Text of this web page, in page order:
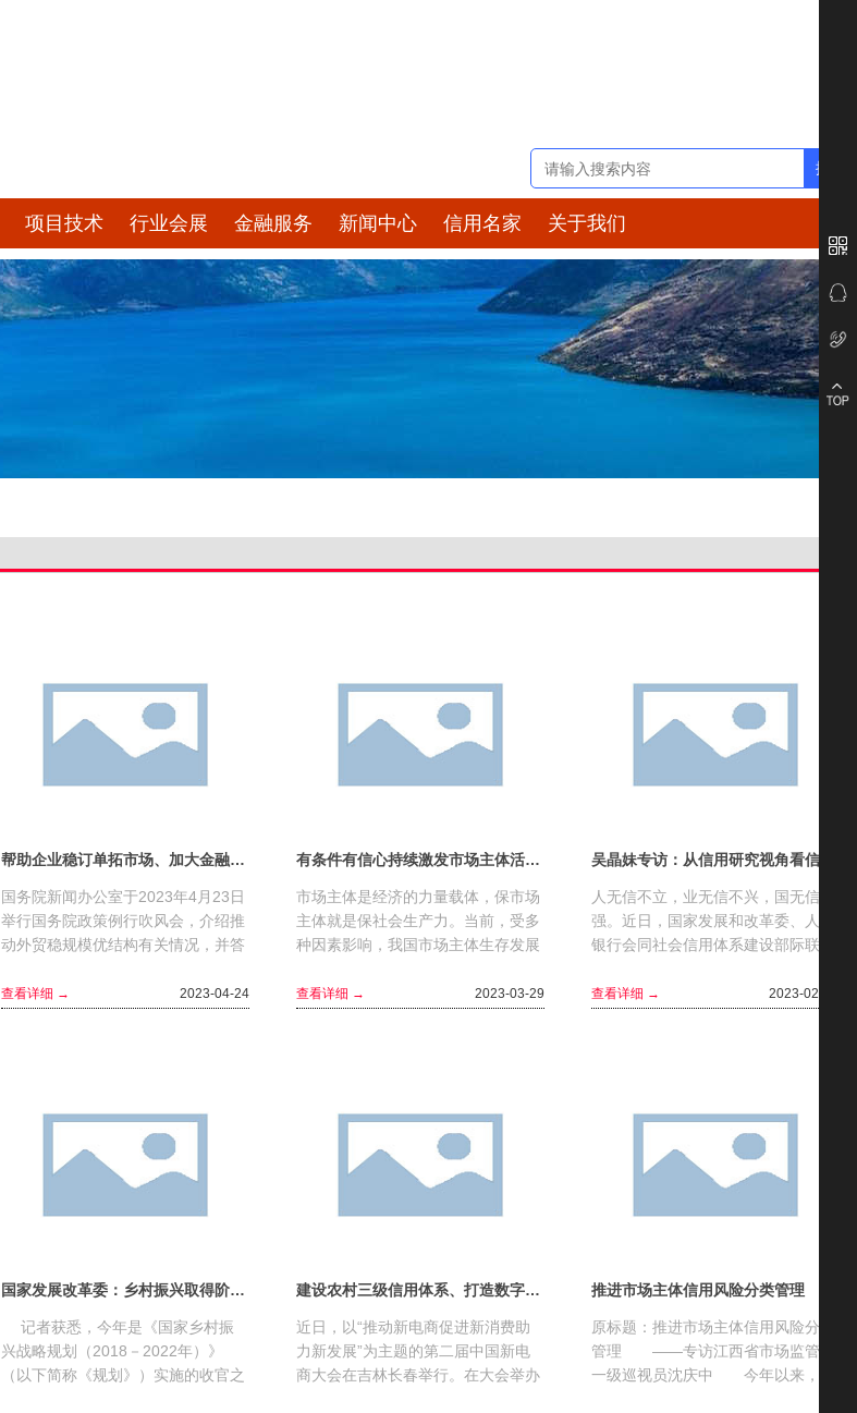
项目技术 行业会展 金融服务 新闻中心 信用名家 关于我们
帮助企业稳订单拓市场、加大金融支持力度……推动外贸稳规模优结构，权威回应！
国务院新闻办公室于2023年4月23日
举行国务院政策例行吹风会，介绍推
动外贸稳规模优结构有关情况，并答
贸稳规模优结构政策措施包...
查看详细 → 2023-04-24
有条件有信心持续激发市场主体活力——《人民日报》访国家市场监督管理总局党组成员、副局长蒲淳
市场主体是经济的力量载体，保市场
主体就是保社会生产力。当前，受多
种因素影响，我国市场主体生存发展
场主体，为他们营...
查看详细 → 2023-03-29
人无信不立，业无信不兴，国无信不
强。近日，国家发展和改革委、人民
银行会同社会信用体系建设部际联席
位）研究起草了《中华人...
查看详细 → 2023-02-01
国家发展改革委：乡村振兴取得阶段性重大成就
记者获悉，今年是《国家乡村振
兴战略规划（2018－2022年）》
（以下简称《规划》）实施的收官之
建设农村三级信用体系、打造数字乡村振兴新模式
近日，以“推动新电商促进新消费助
力新发展”为主题的第二届中国新电
商大会在吉林长春举行。在大会举办
推进市场主体信用风险分类管理
原标题：推进市场主体信用风险分类
管理 ——专访江西省市场监管局
一级巡视员沈庆中 今年以来，江